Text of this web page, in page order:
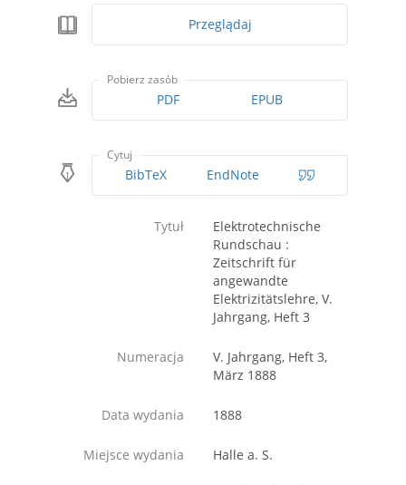
Przeglądaj
Pobierz zasób
PDF EPUB
Cytuj
BibTeX EndNote
Tytuł
Elektrotechnische
Rundschau :
Zeitschrift für
angewandte
Elektrizitätslehre, V.
Jahrgang, Heft 3
Numeracja
V. Jahrgang, Heft 3,
März 1888
Data wydania 1888
Miejsce wydania Halle a. S.